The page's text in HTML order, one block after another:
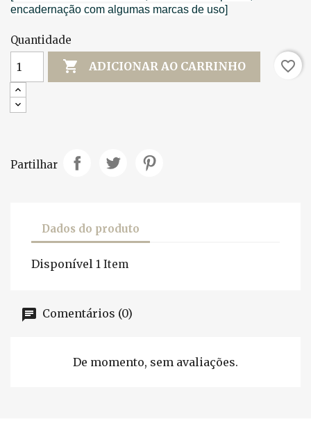
encadernação com algumas marcas de uso]
Quantidade
 ADICIONAR AO CARRINHO favorite_border
Partilhar
Dados do produto
Disponível 1 Item
Comentários (0)
De momento, sem avaliações.